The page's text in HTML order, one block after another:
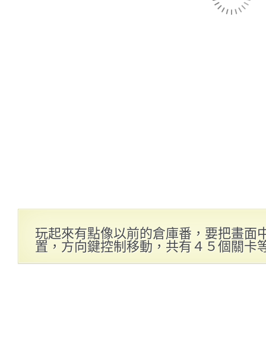
玩起來有點像以前的倉庫番，要把畫面
置，方向鍵控制移動，共有４５個關卡